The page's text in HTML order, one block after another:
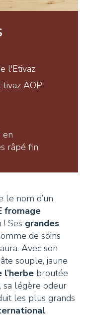
6,
25
l'Etivaz
AOP
en
râpé fin
le nom d’un
fromage
Ses grandes
de soins
Avec son
souple, jaune
l’herbe broutée
sa légère odeur
les plus grands
.